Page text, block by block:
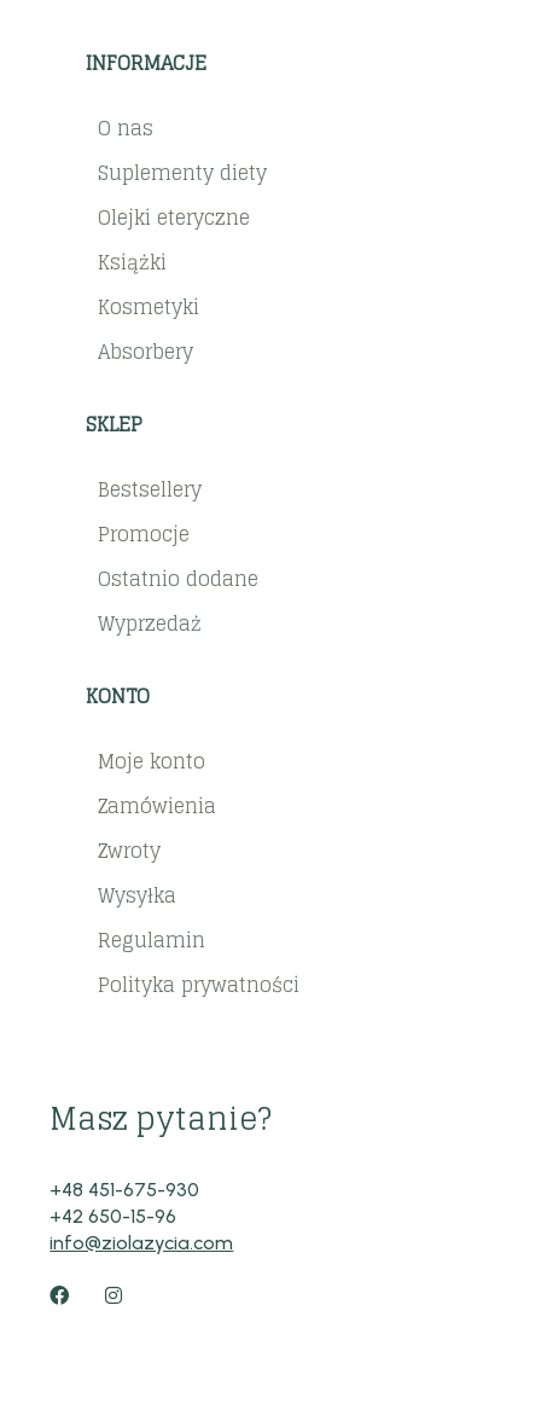
INFORMACJE
O nas
Suplementy diety
Olejki eteryczne
Książki
Kosmetyki
Absorbery
SKLEP
Bestsellery
Promocje
Ostatnio dodane
Wyprzedaż
KONTO
Moje konto
Zamówienia
Zwroty
Wysyłka
Regulamin
Polityka prywatności
Masz pytanie?
+48 451-675-930
+42 650-15-96
info@ziolazycia.com